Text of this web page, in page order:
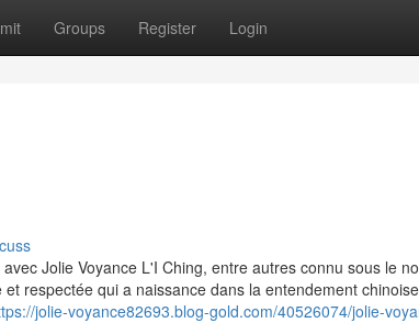
Groups Register Login
Jolie Voyance L'I Ching, entre autres connu sous le
respectée qui a naissance dans la entendement
jolie-voyance82693.blog-gold.com/40526074/jolie-